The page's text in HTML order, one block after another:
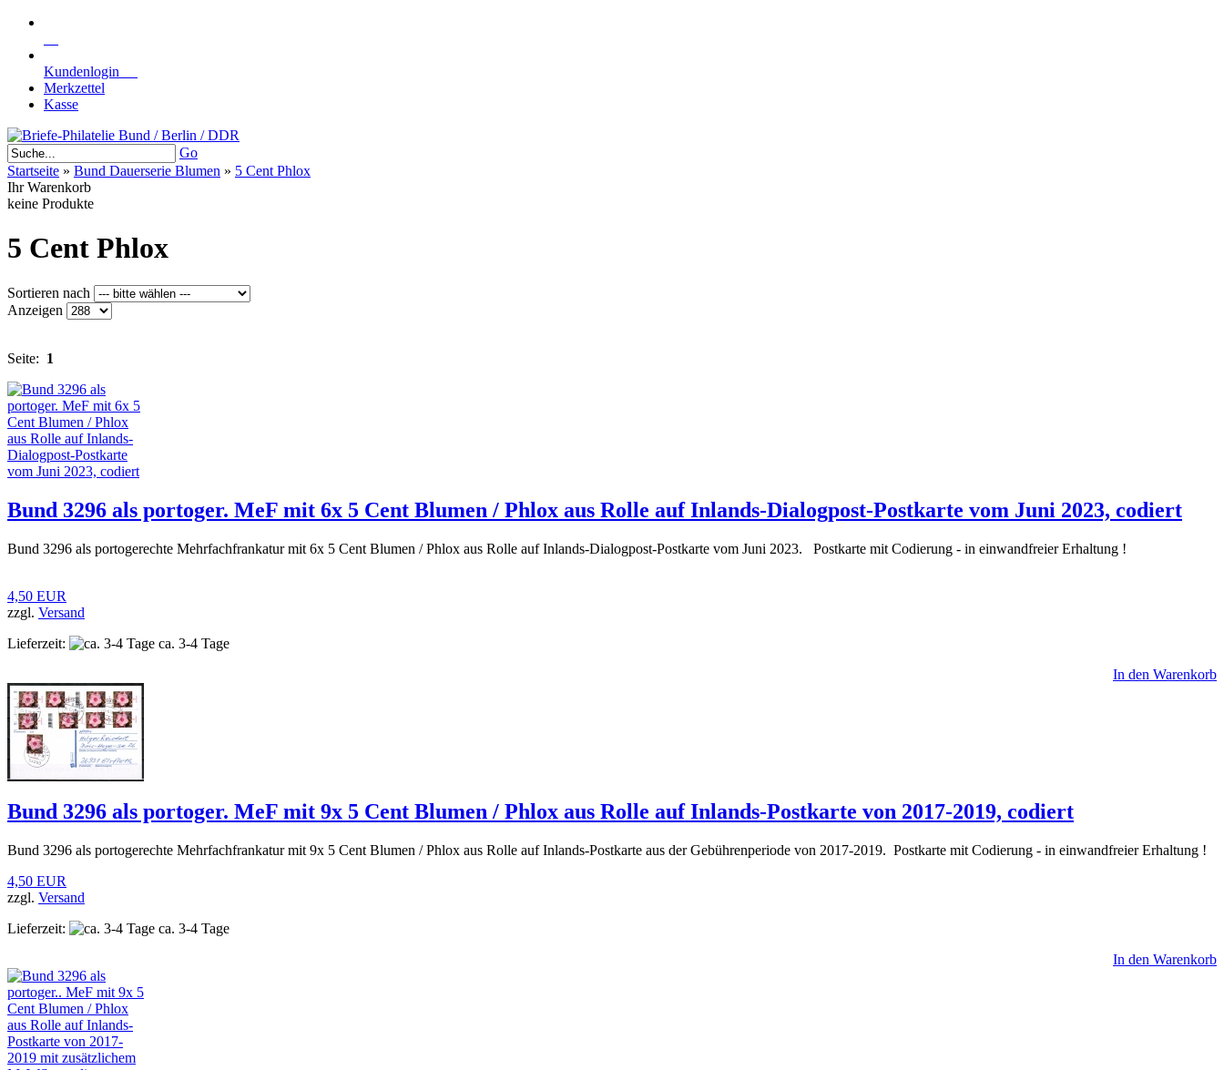
Kundenlogin
Merkzettel
Kasse
Go
Startseite » Bund Dauerserie Blumen » 5 Cent Phlox
Ihr Warenkorb
keine Produkte
5 Cent Phlox
Sortieren nach
Anzeigen
Seite: 1
Bund 3296 als portoger. MeF mit 6x 5 Cent Blumen / Phlox aus Rolle auf Inlands-Dialogpost-Postkarte vom Juni 2023, codiert
Bund 3296 als portogerechte Mehrfachfrankatur mit 6x 5 Cent Blumen / Phlox aus Rolle auf Inlands-Dialogpost-Postkarte vom Juni 2023. Postkarte mit Codierung - in einwandfreier Erhaltung !
4,50 EUR
zzgl. Versand
Lieferzeit:
ca. 3-4 Tage
In den Warenkorb
Bund 3296 als portoger. MeF mit 9x 5 Cent Blumen / Phlox aus Rolle auf Inlands-Postkarte von 2017-2019, codiert
Bund 3296 als portogerechte Mehrfachfrankatur mit 9x 5 Cent Blumen / Phlox aus Rolle auf Inlands-Postkarte aus der Gebührenperiode von 2017-2019. Postkarte mit Codierung - in einwandfreier Erhaltung !
4,50 EUR
zzgl. Versand
Lieferzeit:
ca. 3-4 Tage
In den Warenkorb